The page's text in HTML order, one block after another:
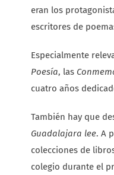
eran los
escritores de
Especialmente
Poesía, las
cuatro años
También hay que
Guadalajara lee. A
colecciones de
colegio durante el